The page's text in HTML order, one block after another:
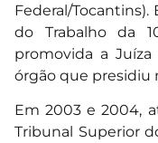
Federal/Tocantins).
do Trabalho da
promovida a Juíza
órgão que presidiu
Em 2003 e 2004,
Tribunal Superior